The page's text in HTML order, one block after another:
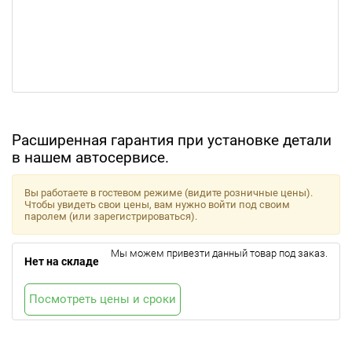
Расширенная гарантия при установке детали
в нашем автосервисе.
Вы работаете в гостевом режиме (видите розничные цены).
Чтобы увидеть свои цены, вам нужно войти под своим
паролем (или зарегистрироваться).
Нет на складе
Мы можем привезти данный товар под заказ.
Посмотреть цены и сроки